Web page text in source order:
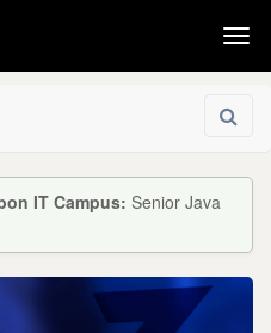
IT Campus: Senior Java